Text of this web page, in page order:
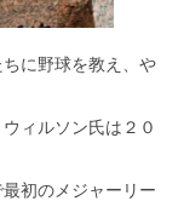
に野球を教え、や
ィルソン氏は２０
初のメジャーリー